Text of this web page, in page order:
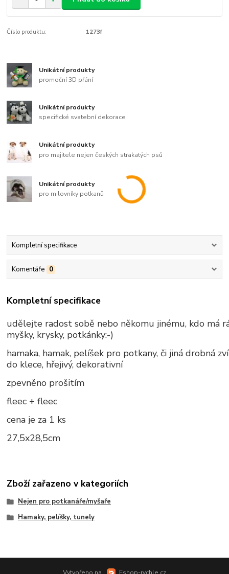
Číslo produktu: 1273f
Unikátní produkty
promoční 3D přání
Unikátní produkty
specifické svatební dekorace
Unikátní produkty
pro majitele nejen českých strakatých psů
Unikátní produkty
pro milovníky potkanů
Kompletní specifikace
Komentáře 0
Kompletní specifikace
udělejte radost sobě nebo někomu jinému, kdo má
myšky, krysky, potkánky:-)
hamaka, hamak, pelíšek pro potkany, či jiná drobná
do klece, hřejivý, dekorativní
zpevněno prošitím
fleec + fleec
cena je za 1 ks
27,5x28,5cm
Zboží zařazeno v kategoriích
Nejen pro potkanáře/myšaře
Hamaky, pelíšky, tunely
Vytvořeno na Eshop-rychle.cz